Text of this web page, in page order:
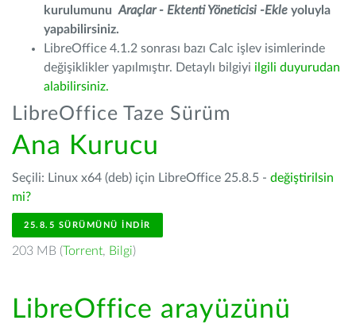
kurulumunu Araçlar - Ektenti Yöneticisi -Ekle yoluyla
yapabilirsiniz.
LibreOffice 4.1.2 sonrası bazı Calc işlev isimlerinde
değişiklikler yapılmıştır. Detaylı bilgiyi ilgili duyurudan
alabilirsiniz.
LibreOffice Taze Sürüm
Ana Kurucu
Seçili: Linux x64 (deb) için LibreOffice 25.8.5 - değiştirilsin
mi?
25.8.5 SÜRÜMÜNÜ İNDIR
203 MB (Torrent, Bilgi)
LibreOffice arayüzünü